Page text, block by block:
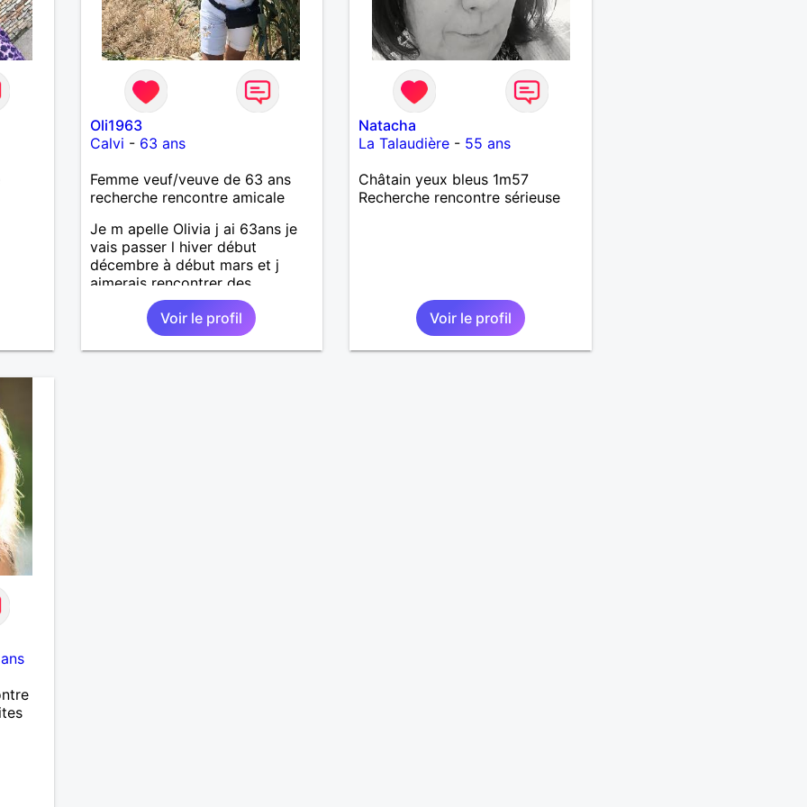
qui
moi,
la
de
un
et
de
ça
au
Oli1963
Calvi - 63 ans
Femme veuf/veuve de 63 ans
recherche rencontre amicale
Je m apelle Olivia j ai 63ans je
vais passer l hiver début
décembre à début mars et j
aimerais rencontrer des
personnes pour balades apéro
sorties ..
Voir le profil
Natacha
La Talaudière - 55 ans
Châtain yeux bleus 1m57
Recherche rencontre sérieuse
Voir le profil